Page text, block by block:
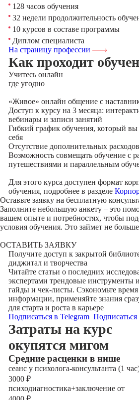
128 часов обучения
32 недели продолжительность
10 курсов в составе программы
Диплом специалиста
На страницу профессии
Как проходит
Учитесь онлайн
где угодно
«Живое» онлайн общение с
Доступ к курсу на 3 месяца:
вебинары и записи занятий
Гибкий график обучения, который вы
себя
Отсутствие дополнительных
Возможность совмещать обучение с
путешествиями и параллельным
Для этого курса доступен формат
обучения, подробнее в разделе
Оставьте заявку на бесплатную
Заполните небольшую анкету – это
вашем опыте и потребностях, чтобы
условия обучения. Это займет не
ОСТАВИТЬ ЗАЯВКУ
Получите доступ к закрытой
диджитал и творчества
Читайте статьи о последних
экспертами трендовые инструменты
гайды и чек-листы. Сэкономьте
информации, применяйте знания
для старта и роста в карьере
Подписаться в Telegram
Затраты на курс
окупятся мигом
Cредние расценки в нише
сеанс у психолога-консультанта (1
3000 ₽
психодиагностика+заключение от